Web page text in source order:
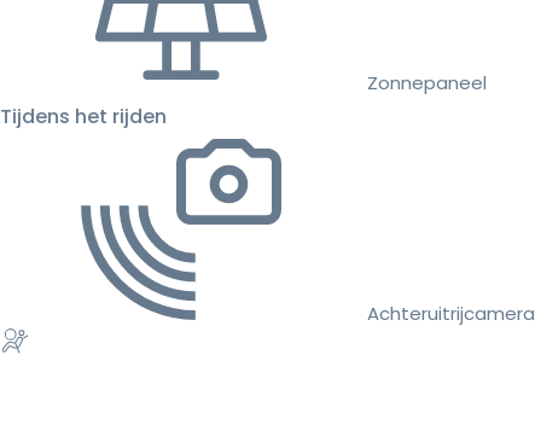
Zonnepaneel
Tijdens het rijden
Achteruitrijcamera